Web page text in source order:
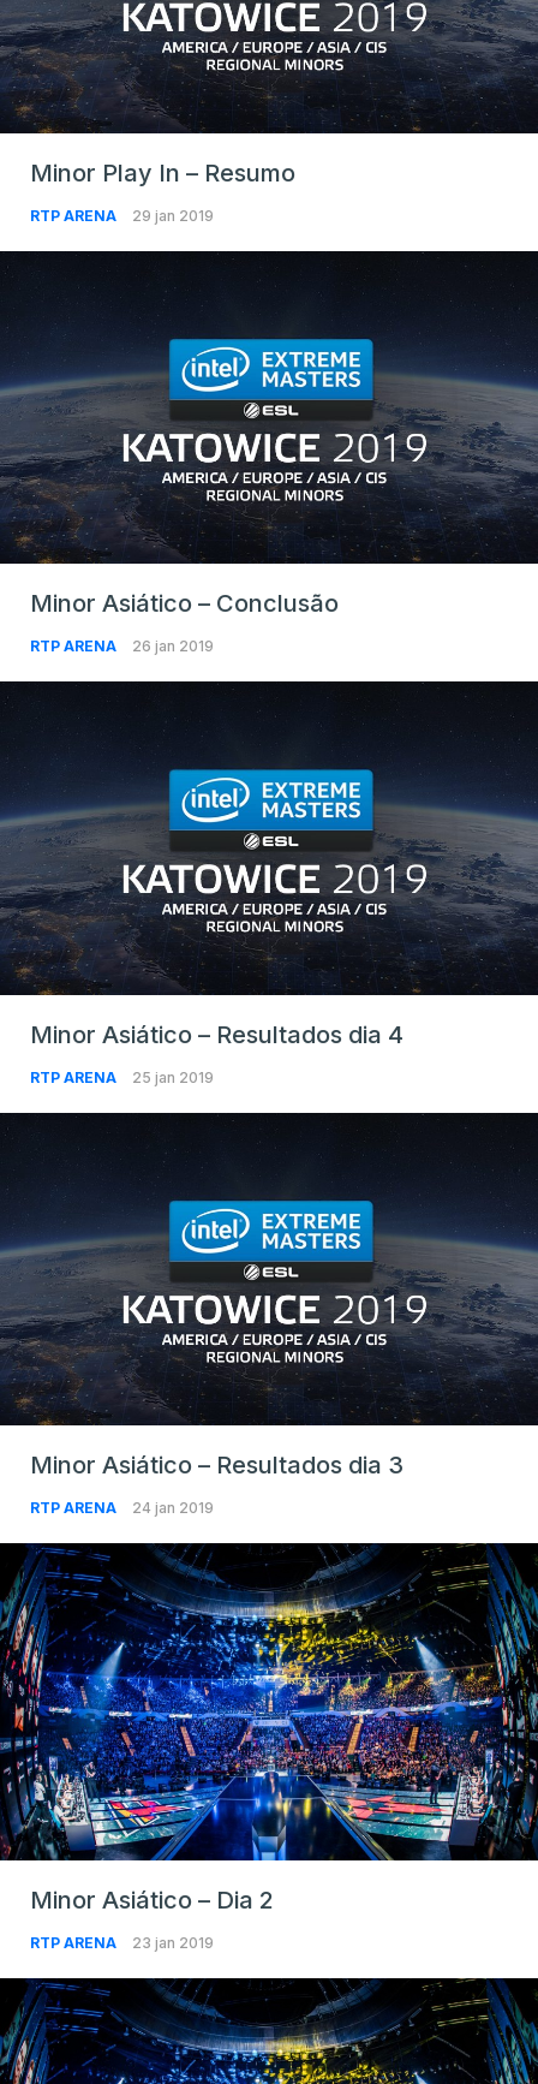
Minor Play In – Resumo
RTP ARENA 29 jan 2019
Minor Asiático – Conclusão
RTP ARENA 26 jan 2019
Minor Asiático – Resultados dia 4
RTP ARENA 25 jan 2019
Minor Asiático – Resultados dia 3
RTP ARENA 24 jan 2019
Minor Asiático – Dia 2
RTP ARENA 23 jan 2019